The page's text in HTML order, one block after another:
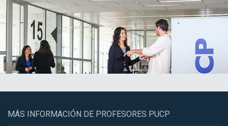
MÁS INFORMACIÓN DE PROFESORES PUCP